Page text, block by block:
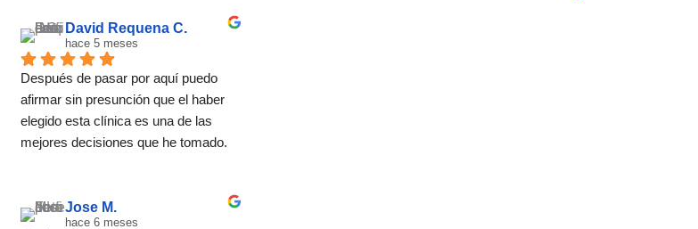
David Requena C.
hace 5 meses
Después de pasar por aquí puedo
afirmar sin presunción que el haber
elegido esta clínica es una de las
mejores decisiones que he tomado.
trata de ayudar a encontrar un estilo
Jose M.
hace 6 meses